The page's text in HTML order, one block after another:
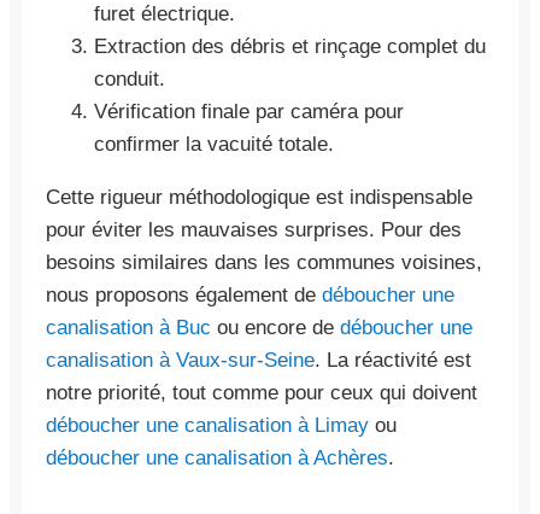
furet électrique.
Extraction des débris et rinçage complet du
conduit.
Vérification finale par caméra pour
confirmer la vacuité totale.
Cette rigueur méthodologique est indispensable
pour éviter les mauvaises surprises. Pour des
besoins similaires dans les communes voisines,
nous proposons également de déboucher une
canalisation à Buc ou encore de déboucher une
canalisation à Vaux-sur-Seine. La réactivité est
notre priorité, tout comme pour ceux qui doivent
déboucher une canalisation à Limay ou
déboucher une canalisation à Achères.